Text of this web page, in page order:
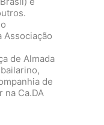
Associação
de Almada
de
na Ca.DA